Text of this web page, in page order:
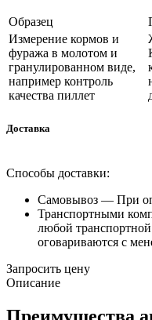
Образец
Измерение кормов и
фуража в молотом и
гранулированном виде,
например контроль
качества пиллет
Доставка
Способы доставки:
Самовывоз — При
Транспортными
любой
оговариваются с
Запросить цену
Описание